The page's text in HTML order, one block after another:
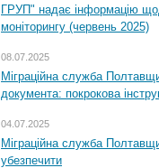
ГРУП" надає інформацію
моніторингу (червень 2025)
08.07.2025
Міграційна служба
документа: покрокова
04.07.2025
Міграційна служба
убезпечити